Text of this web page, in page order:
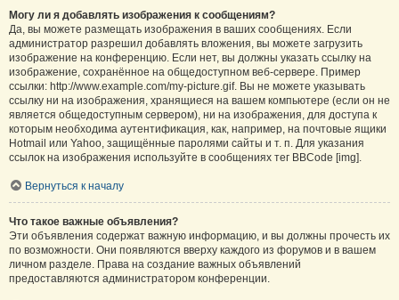
Могу ли я добавлять изображения к сообщениям?
Да, вы можете размещать изображения в ваших сообщениях. Если
администратор разрешил добавлять вложения, вы можете загрузить
изображение на конференцию. Если нет, вы должны указать ссылку на
изображение, сохранённое на общедоступном веб-сервере. Пример
ссылки: http://www.example.com/my-picture.gif. Вы не можете указывать
ссылку ни на изображения, хранящиеся на вашем компьютере (если он не
является общедоступным сервером), ни на изображения, для доступа к
которым необходима аутентификация, как, например, на почтовые ящики
Hotmail или Yahoo, защищённые паролями сайты и т. п. Для указания
ссылок на изображения используйте в сообщениях тег BBCode [img].
Вернуться к началу
Что такое важные объявления?
Эти объявления содержат важную информацию, и вы должны прочесть их
по возможности. Они появляются вверху каждого из форумов и в вашем
личном разделе. Права на создание важных объявлений
предоставляются администратором конференции.